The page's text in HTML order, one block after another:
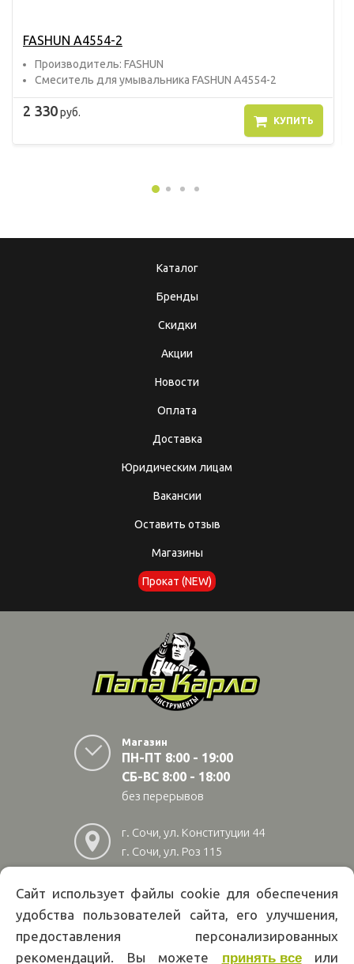
FASHUN A4554-2
Прoизвoдитель: FASHUN
Смеситель для умывальника FASHUN A4554-2
2 330руб.
КУПИТЬ
Каталог
Бренды
Скидки
Акции
Новости
Оплата
Доставка
Юридическим лицам
Вакансии
Оставить отзыв
Магазины
Прокат (NEW)
Магазин
ПН-ПТ 8:00 - 19:00
СБ-ВС 8:00 - 18:00
без перерывов
г. Сочи, ул. Конституции 44
г. Сочи, ул. Роз 115
г. Адлер, ул Авиационная
28/10
222 02 01
Сайт использует файлы cookie для обеспечения
удобства пользователей сайта, его улучшения,
предоставления персонализированных
рекомендаций. Вы можете принять всеили